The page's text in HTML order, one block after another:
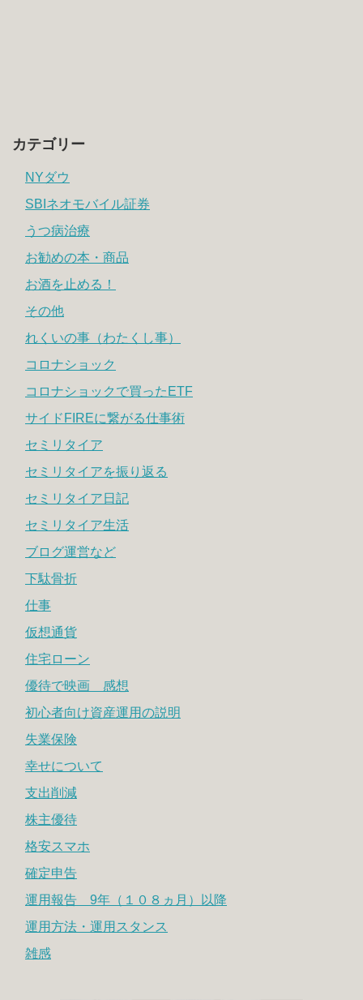
カテゴリー
NYダウ
SBIネオモバイル証券
うつ病治療
お勧めの本・商品
お酒を止める！
その他
れくいの事（わたくし事）
コロナショック
コロナショックで買ったETF
サイドFIREに繋がる仕事術
セミリタイア
セミリタイアを振り返る
セミリタイア日記
セミリタイア生活
ブログ運営など
下駄骨折
仕事
仮想通貨
住宅ローン
優待で映画 感想
初心者向け資産運用の説明
失業保険
幸せについて
支出削減
株主優待
格安スマホ
確定申告
運用報告 9年（１０８ヵ月）以降
運用方法・運用スタンス
雑感